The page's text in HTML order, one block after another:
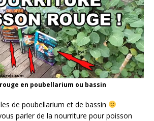
en poubellarium ou bassin
de poubellarium et de bassin
parler de la nourriture pour poisson